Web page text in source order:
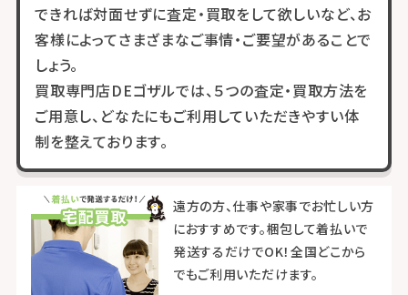
できれば対面せずに査定・買取をして欲しいなど、お
客様によってさまざまなご事情・ご要望があることで
しょう。
買取専門店DEゴザルでは、５つの査定・買取方法を
ご用意し、どなたにもご利用していただきやすい体
制を整えております。
遠方の方、仕事や家事でお忙しい方
におすすめです。梱包して着払いで
発送するだけでOK！全国どこから
でもご利用いただけます。